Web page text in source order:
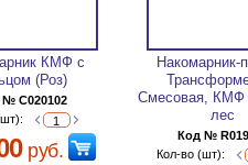
КМФ с
(Роз)
C020102
руб.
Накомарник-
Смесовая, КМФ
лес
Код №
Кол-во (шт):